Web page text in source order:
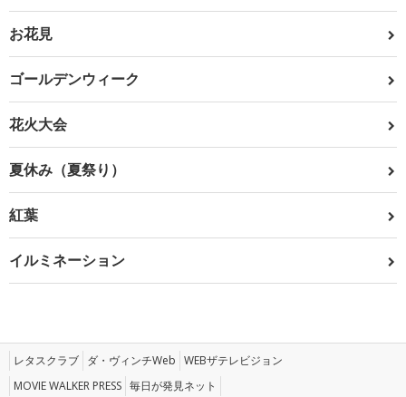
お花見
ゴールデンウィーク
花火大会
夏休み（夏祭り）
紅葉
イルミネーション
レタスクラブ ダ・ヴィンチWeb WEBザテレビジョン
MOVIE WALKER PRESS 毎日が発見ネット